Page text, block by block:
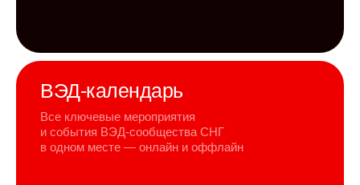
ВЭД-календарь
Все ключевые мероприятия
и события ВЭД-сообщества СНГ
в одном месте — онлайн и оффлайн